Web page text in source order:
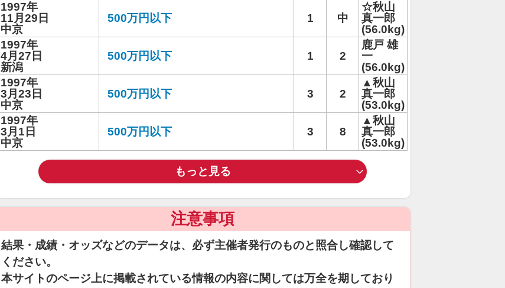
1997年
11月29日
中京
500万円以下 1 中
☆秋山
真一郎
(56.0kg)
1997年
4月27日
新潟
500万円以下 1 2
鹿戸 雄
一
(56.0kg)
1997年
3月23日
中京
500万円以下 3 2
▲秋山
真一郎
(53.0kg)
1997年
3月1日
中京
500万円以下 3 8
▲秋山
真一郎
(53.0kg)
もっと見る
注意事項
結果・成績・オッズなどのデータは、必ず主催者発行のものと照合し確認して
ください。
本サイトのページ上に掲載されている情報の内容に関しては万全を期しており